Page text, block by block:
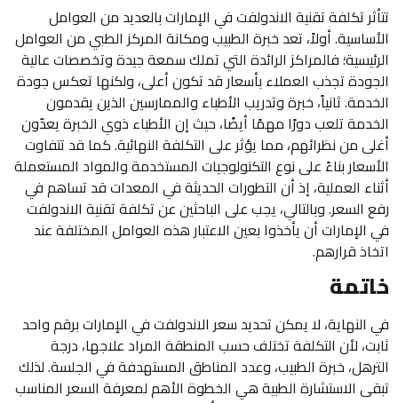
تتأثر تكلفة تقنية الاندولفت في الإمارات بالعديد من العوامل
الأساسية. أولاً، تعد خبرة الطبيب ومكانة المركز الطبي من العوامل
الرئيسية؛ فالمراكز الرائدة التي تملك سمعة جيدة وتخصصات عالية
الجودة تجذب العملاء بأسعار قد تكون أعلى، ولكنها تعكس جودة
الخدمة. ثانياً، خبرة وتدريب الأطباء والممارسين الذين يقدمون
الخدمة تلعب دورًا مهمًا أيضًا، حيث إن الأطباء ذوي الخبرة يعدّون
أغلى من نظرائهم، مما يؤثر على التكلفة النهائية. كما قد تتفاوت
الأسعار بناءً على نوع التكنولوجيات المستخدمة والمواد المستعملة
أثناء العملية، إذ أن التطورات الحديثة في المعدات قد تساهم في
رفع السعر. وبالتالي، يجب على الباحثين عن تكلفة تقنية الاندولفت
في الإمارات أن يأخذوا بعين الاعتبار هذه العوامل المختلفة عند
اتخاذ قرارهم.
خاتمة
في النهاية، لا يمكن تحديد سعر الاندولفت في الإمارات برقم واحد
ثابت، لأن التكلفة تختلف حسب المنطقة المراد علاجها، درجة
الترهل، خبرة الطبيب، وعدد المناطق المستهدفة في الجلسة. لذلك
تبقى الاستشارة الطبية هي الخطوة الأهم لمعرفة السعر المناسب